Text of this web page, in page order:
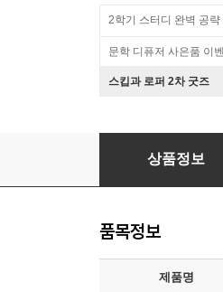
2학기 스터디 완벽 공략
문학 디퓨저 사은품 이
스킵과 로퍼 2차 굿즈
6형제소금밭 맛핌
상품정보
품목정보
제품명